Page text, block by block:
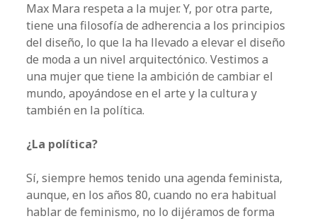
Max Mara respeta a la mujer. Y, por otra parte,
tiene una filosofía de adherencia a los principios
del diseño, lo que la ha llevado a elevar el diseño
de moda a un nivel arquitectónico. Vestimos a
una mujer que tiene la ambición de cambiar el
mundo, apoyándose en el arte y la cultura y
también en la política.
¿La política?
Sí, siempre hemos tenido una agenda feminista,
aunque, en los años 80, cuando no era habitual
hablar de feminismo, no lo dijéramos de forma